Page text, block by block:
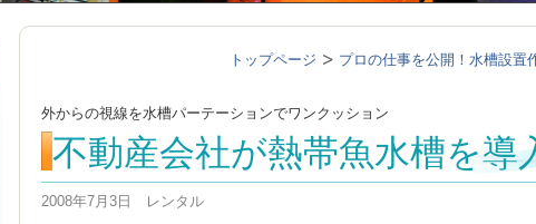
トップページ プロの仕事を公開！水槽設置
外からの視線を水槽パーテーションでワンクッション
不動産会社が熱帯魚水槽を導
2008年7月3日 レンタル